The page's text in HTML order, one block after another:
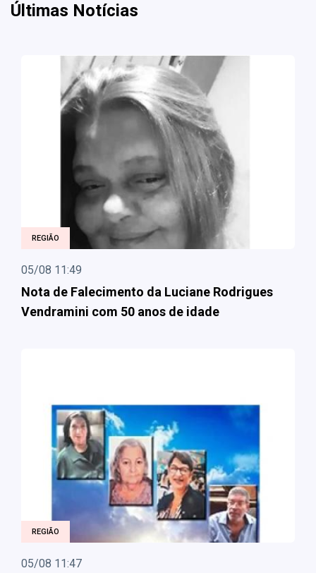
Últimas Notícias
REGIÃO
05/08 11:49
Nota de Falecimento da Luciane Rodrigues
Vendramini com 50 anos de idade
REGIÃO
05/08 11:47